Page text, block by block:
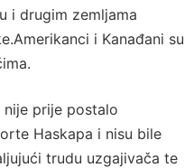
i drugim zemljama
i Kanađani su
prije postalo
Haskapa i nisu bile
trudu uzgajivača te